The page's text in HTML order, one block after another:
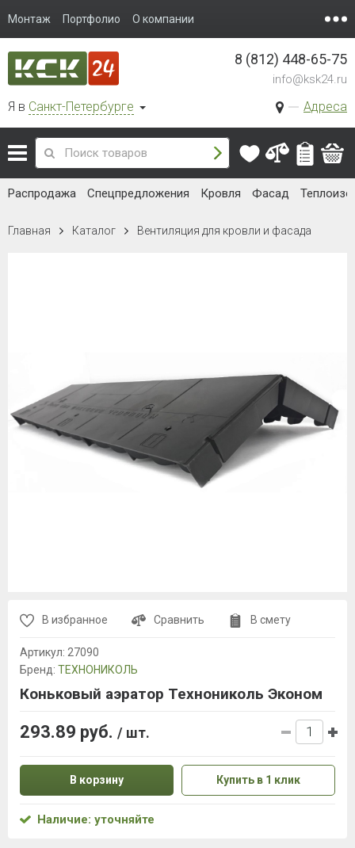
Монтаж Портфолио О компании
Я в Санкт-Петербурге Адреса
8 (812) 448-65-75
info@ksk24.ru
Распродажа Спецпредложения Кровля Фасад
Главная Каталог Вентиляция для кровли и фасада
В избранное Сравнить В смету
Артикул: 27090
Бренд: ТЕХНОНИКОЛЬ
Коньковый аэратор Технониколь Эконом
293.89 руб. / шт.
В корзину Купить в 1 клик
Наличие: уточняйте